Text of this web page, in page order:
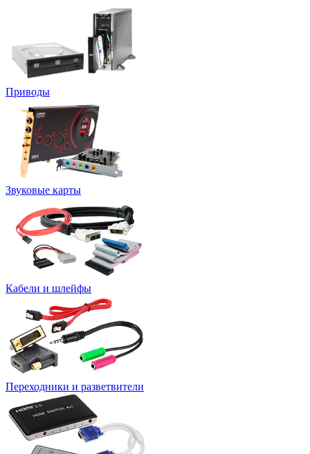
Приводы
Звуковые карты
Кабели и шлейфы
Переходники и разветвители